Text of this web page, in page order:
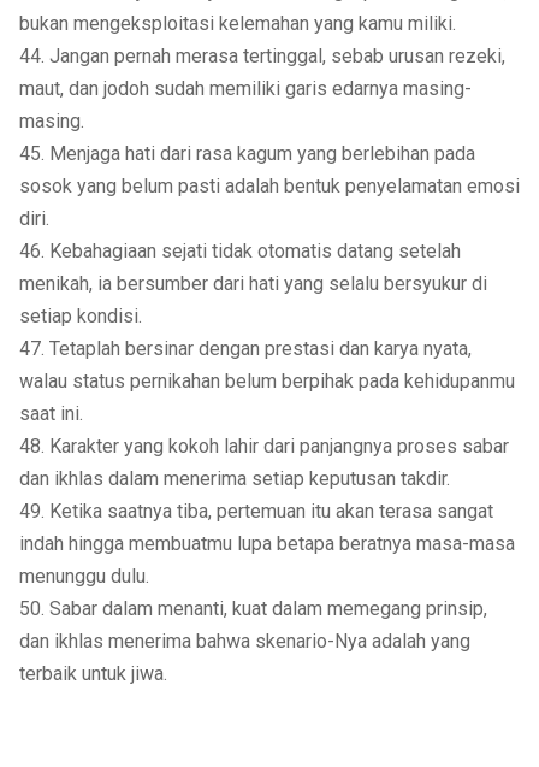
bukan mengeksploitasi kelemahan yang kamu miliki.
44. Jangan pernah merasa tertinggal, sebab urusan rezeki,
maut, dan jodoh sudah memiliki garis edarnya masing-
masing.
45. Menjaga hati dari rasa kagum yang berlebihan pada
sosok yang belum pasti adalah bentuk penyelamatan emosi
diri.
46. Kebahagiaan sejati tidak otomatis datang setelah
menikah, ia bersumber dari hati yang selalu bersyukur di
setiap kondisi.
47. Tetaplah bersinar dengan prestasi dan karya nyata,
walau status pernikahan belum berpihak pada kehidupanmu
saat ini.
48. Karakter yang kokoh lahir dari panjangnya proses sabar
dan ikhlas dalam menerima setiap keputusan takdir.
49. Ketika saatnya tiba, pertemuan itu akan terasa sangat
indah hingga membuatmu lupa betapa beratnya masa-masa
menunggu dulu.
50. Sabar dalam menanti, kuat dalam memegang prinsip,
dan ikhlas menerima bahwa skenario-Nya adalah yang
terbaik untuk jiwa.